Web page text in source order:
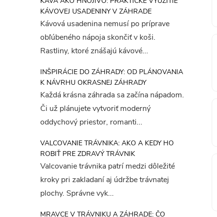
KÁVOVEJ USADENINY V ZÁHRADE
Kávová usadenina nemusí po príprave
obľúbeného nápoja skončiť v koši.
Rastliny, ktoré znášajú kávové...
INŠPIRÁCIE DO ZÁHRADY: OD PLÁNOVANIA
K NÁVRHU OKRASNEJ ZÁHRADY
Každá krásna záhrada sa začína nápadom.
Či už plánujete vytvoriť moderný
oddychový priestor, romanti...
VALCOVANIE TRÁVNIKA: AKO A KEDY HO
ROBIŤ PRE ZDRAVÝ TRÁVNIK
Valcovanie trávnika patrí medzi dôležité
kroky pri zakladaní aj údržbe trávnatej
plochy. Správne vyk...
MRAVCE V TRÁVNIKU A ZÁHRADE: ČO